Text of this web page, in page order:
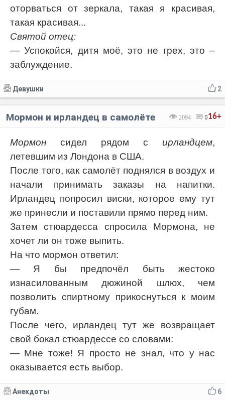
оторваться от зеркала, такая я красивая,
такая красивая...
Святой отец:
— Успокойся, дитя моё, это не грех, это –
заблуждение.
2
Девушки
16+
2094 0
Мормон и ирландец в самолёте
Мормон сидел рядом с ирландцем,
летевшим из Лондона в США.
После того, как самолёт поднялся в воздух и
начали принимать заказы на напитки.
Ирландец попросил виски, которое ему тут
же принесли и поставили прямо перед ним.
Затем стюардесса спросила Мормона, не
хочет ли он тоже выпить.
На что мормон ответил:
— Я бы предпочёл быть жестоко
изнасилованным дюжиной шлюх, чем
позволить спиртному прикоснуться к моим
губам.
После чего, ирландец тут же возвращает
свой бокал стюардессе со словами:
— Мне тоже! Я просто не знал, что у нас
оказывается есть выбор.
6
Анекдоты